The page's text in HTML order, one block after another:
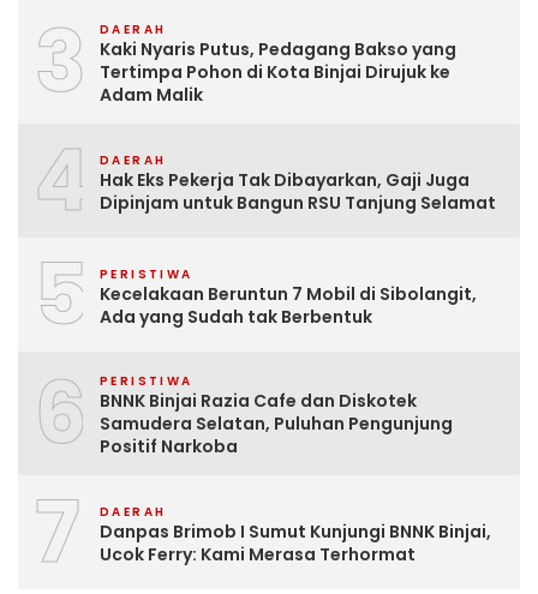
3 DAERAH
Kaki Nyaris Putus, Pedagang Bakso yang
Tertimpa Pohon di Kota Binjai Dirujuk ke
Adam Malik
4 DAERAH
Hak Eks Pekerja Tak Dibayarkan, Gaji Juga
Dipinjam untuk Bangun RSU Tanjung Selamat
5 PERISTIWA
Kecelakaan Beruntun 7 Mobil di Sibolangit,
Ada yang Sudah tak Berbentuk
6 PERISTIWA
BNNK Binjai Razia Cafe dan Diskotek
Samudera Selatan, Puluhan Pengunjung
Positif Narkoba
7 DAERAH
Danpas Brimob I Sumut Kunjungi BNNK Binjai,
Ucok Ferry: Kami Merasa Terhormat